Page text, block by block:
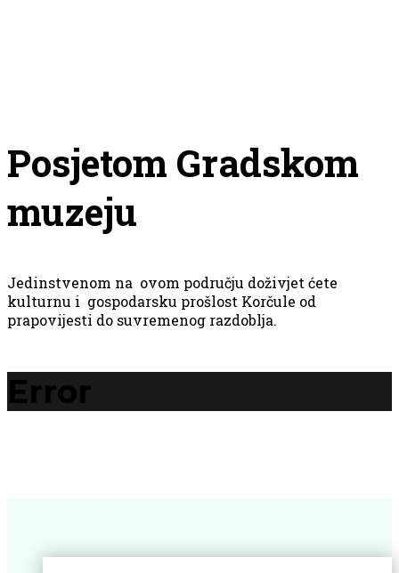
Posjetom Gradskom
muzeju
Jedinstvenom na ovom području doživjet ćete
kulturnu i gospodarsku prošlost Korčule od
prapovijesti do suvremenog razdoblja.
Error